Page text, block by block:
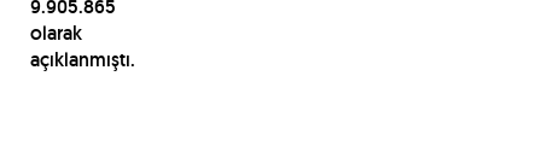
9.905.865
olarak
açıklanmıştı.